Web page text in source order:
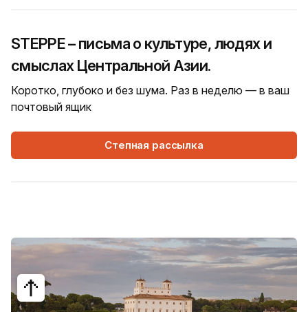
STEPPE – письма о культуре, людях и
смыслах Центральной Азии.
Коротко, глубоко и без шума. Раз в неделю — в ваш
почтовый ящик
Степная рассылка